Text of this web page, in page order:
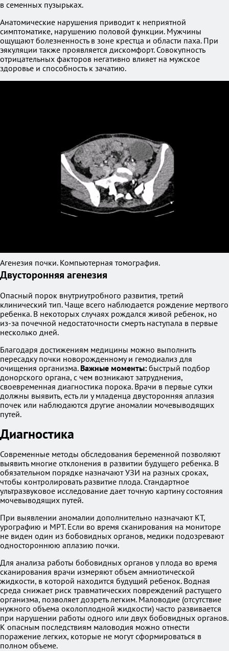
в семенных пузырьках.
Анатомические нарушения приводит к неприятной
симптоматике, нарушению половой функции. Мужчины
ощущают болезненность в зоне крестца и области паха. При
эякуляции также проявляется дискомфорт. Совокупность
отрицательных факторов негативно влияет на мужское
здоровье и способность к зачатию.
Агенезия почки. Компьютерная томография.
Двусторонняя агенезия
Опасный порок внутриутробного развития, третий
клинический тип. Чаще всего наблюдается рождение мертвого
ребенка. В некоторых случаях рождался живой ребенок, но
из-за почечной недостаточности смерть наступала в первые
несколько дней.
Благодаря достижениям медицины можно выполнить
пересадку почки новорожденному и гемодиализ для
очищения организма. Важные моменты: быстрый подбор
донорского органа, с чем возникают затруднения,
своевременная диагностика порока. Врачи в первые сутки
должны выявить, есть ли у младенца двусторонняя аплазия
почек или наблюдаются другие аномалии мочевыводящих
путей.
Диагностика
Современные методы обследования беременной позволяют
выявить многие отклонения в развитии будущего ребенка. В
обязательном порядке назначают УЗИ на разных сроках,
чтобы контролировать развитие плода. Стандартное
ультразвуковое исследование дает точную картину состояния
мочевыводящих путей.
При выявлении аномалии дополнительно назначают КТ,
урографию и МРТ. Если во время сканирования на мониторе
не виден один из бобовидных органов, медики подозревают
одностороннюю аплазию почки.
Для анализа работы бобовидных органов у плода во время
сканирования врачи измеряют объем амниотической
жидкости, в которой находится будущий ребенок. Водная
среда снижает риск травматических повреждений растущего
организма, позволяет дозреть легким. Маловодие (отсутствие
нужного объема околоплодной жидкости) часто развивается
при нарушении работы одного или двух бобовидных органов.
К опасным последствиям маловодия можно отнести
поражение легких, которые не могут сформироваться в
полном объеме.